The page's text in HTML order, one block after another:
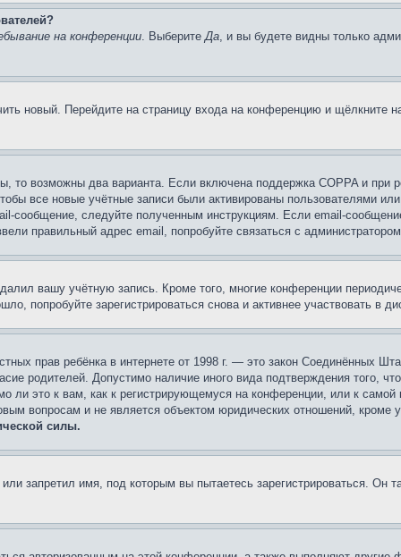
на конференции. ВыберитеДа, и вы будете видны только
новый. Перейдите на страницу входа на конференцию и щёлкните
то возможны два варианта. Если включена поддержка COPPA и при
все новые учётные записи были активированы пользователями
сообщение, следуйте полученным инструкциям. Если email-
правильный адрес email, попробуйте связаться с
вашу учётную запись. Кроме того, многие конференции
попробуйте зарегистрироваться снова и активнее участвовать в
прав ребёнка в интернете от 1998 г. — это закон Соединённых
родителей. Допустимо наличие иного вида подтверждения того,
это к вам, как к регистрирующемуся на конференции, или к
вопросам и не является объектом юридических отношений, кроме
силы.
запретил имя, под которым вы пытаетесь зарегистрироваться. Он